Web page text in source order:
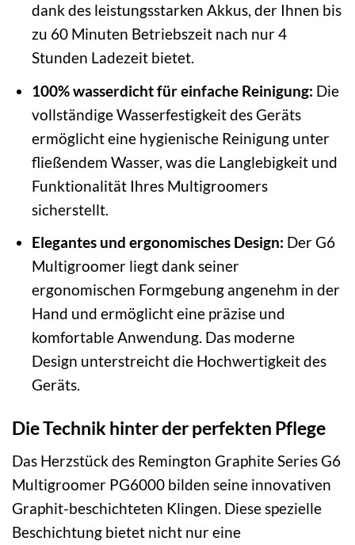
dank des leistungsstarken Akkus, der Ihnen bis
zu 60 Minuten Betriebszeit nach nur 4
Stunden Ladezeit bietet.
100% wasserdicht für einfache Reinigung: Die
vollständige Wasserfestigkeit des Geräts
ermöglicht eine hygienische Reinigung unter
fließendem Wasser, was die Langlebigkeit und
Funktionalität Ihres Multigroomers
sicherstellt.
Elegantes und ergonomisches Design: Der G6
Multigroomer liegt dank seiner
ergonomischen Formgebung angenehm in der
Hand und ermöglicht eine präzise und
komfortable Anwendung. Das moderne
Design unterstreicht die Hochwertigkeit des
Geräts.
Die Technik hinter der perfekten Pflege
Das Herzstück des Remington Graphite Series G6
Multigroomer PG6000 bilden seine innovativen
Graphit-beschichteten Klingen. Diese spezielle
Beschichtung bietet nicht nur eine